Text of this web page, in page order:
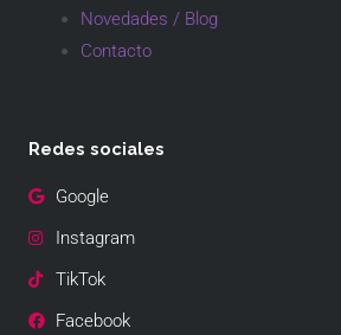
Novedades / Blog
Contacto
Redes sociales
Google
Instagram
TikTok
Facebook